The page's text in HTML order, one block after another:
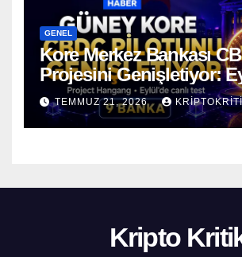
GENEL
Kore Merkez Bankası
Projesini Genişletiyor:
Ayında Gerçek
Başlıyor
TEMMUZ 21, 2026
Kripto